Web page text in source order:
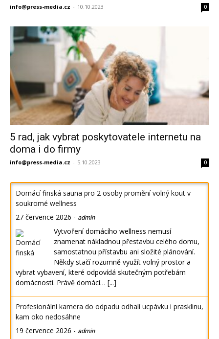
info@press-media.cz - 10.10.2023 0
5 rad, jak vybrat poskytovatele internetu na
doma i do firmy
info@press-media.cz - 5.10.2023 0
Domácí finská sauna pro 2 osoby promění volný kout v
soukromé wellness
27 července 2026 - admin
Vytvoření domácího wellness nemusí
znamenat nákladnou přestavbu celého domu,
samostatnou přístavbu ani složité plánování.
Někdy stačí rozumně využít volný prostor a
vybrat vybavení, které odpovídá skutečným potřebám
domácnosti. Právě domácí… [...]
Profesionální kamera do odpadu odhalí ucpávku i prasklinu,
kam oko nedosáhne
19 července 2026 - admin